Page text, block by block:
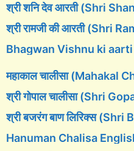
श्री शनि देव आरती (Shri
श्री रामजी की आरती (Shri
Bhagwan Vishnu ki aarti
महाकाल चालीसा (Mahakal
श्री गोपाल चालीसा (Shri
श्री बजरंग बाण लिरिक्स
Hanuman Chalisa